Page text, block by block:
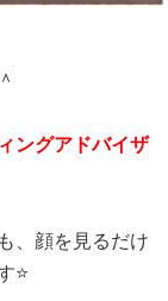
ングアドバイザ
、顔を見るだけ
⭐️